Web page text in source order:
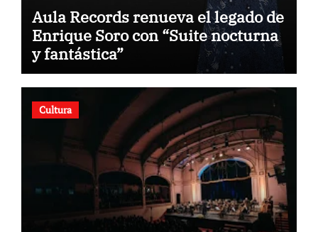
Aula Records renueva el legado de
Enrique Soro con “Suite nocturna
y fantástica”
Cultura